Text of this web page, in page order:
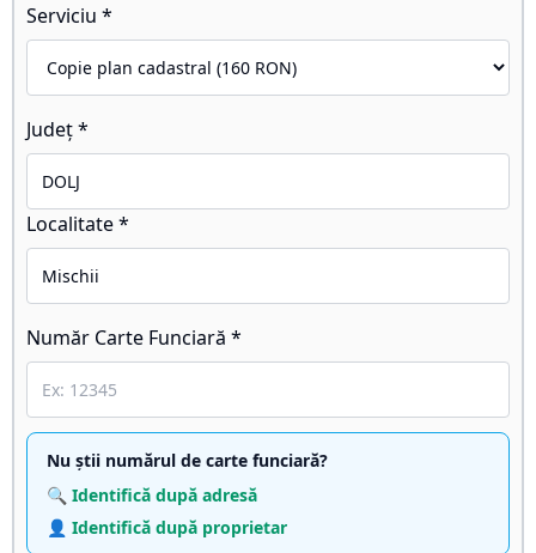
Serviciu *
Județ *
Localitate *
Număr Carte Funciară *
Nu știi numărul de carte funciară?
🔍 Identifică după adresă
👤 Identifică după proprietar